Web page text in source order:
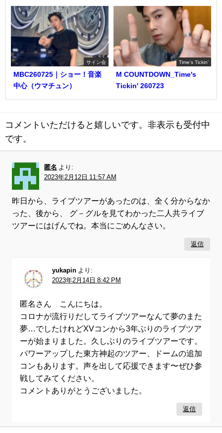
サイン会
MBC260725｜ショー！音楽
中心（ウマチュン）
Time's Tickin'
M COUNTDOWN_Time's
Tickin' 260723
コメントいただけると嬉しいです。非表示も受付中
です。
匿名 より:
2023年2月12日 11:57 AM
昨日から、ライブツアーがあったのは、全く分からなか
った、後から、 グ－グルを見てわかった二人共ライブ
ツアーにはげんでね。本当にごめんなさい。
返信
yukapin より:
2023年2月14日 8:42 PM
匿名さん こんにちは。
コロナが流行りだしてライブツアーなんて夢のまた
夢…でしたけれどXVコンから3年ぶりのライブツア
ーが始まりました。久しぶりのライブツアーです。
パワーアップした東方神起のツアー、ドームの追加
コンもあります。声を出して応援できます〜ぜひ参
戦してみてください。
コメントありがとうございました。
返信